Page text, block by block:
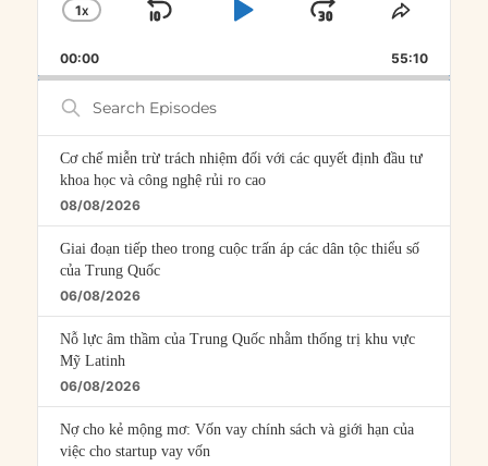
CHANGE
RATE
1X
SKIP
PLAYJUMP
FORWARD
SHARE
00:00 55:10
Search
Episodes
Cơ chế miễn trừ trách nhiệm đối với các quyết định đầu tư
khoa học và công nghệ rủi ro cao
08/08/2026
Giai đoạn tiếp theo trong cuộc trấn áp các dân tộc thiểu số
của Trung Quốc
06/08/2026
Nỗ lực âm thầm của Trung Quốc nhằm thống trị khu vực
Mỹ Latinh
06/08/2026
Nợ cho kẻ mộng mơ: Vốn vay chính sách và giới hạn của
việc cho startup vay vốn